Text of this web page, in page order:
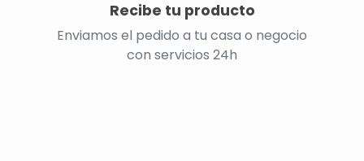
Recibe tu producto
Enviamos el pedido a tu casa o negocio
con servicios 24h